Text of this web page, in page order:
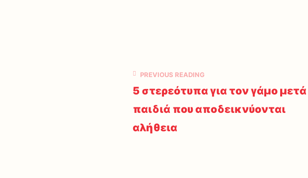
PREVIOUS READING
5 στερεότυπα για τον γάμο
παιδιά που αποδεικνύονται
αλήθεια